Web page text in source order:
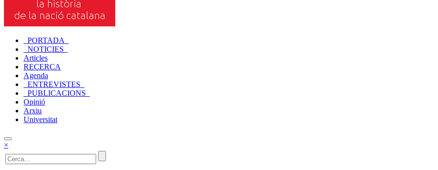
_PORTADA_
_NOTICIES_
Articles
RECERCA
Agenda
_ENTREVISTES_
_PUBLICACIONS_
Opinió
Arxiu
Universitat
×